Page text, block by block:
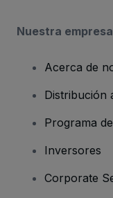
Nuestra empresa
Acerca de
Distribución
Programa
Inversores
Corporate